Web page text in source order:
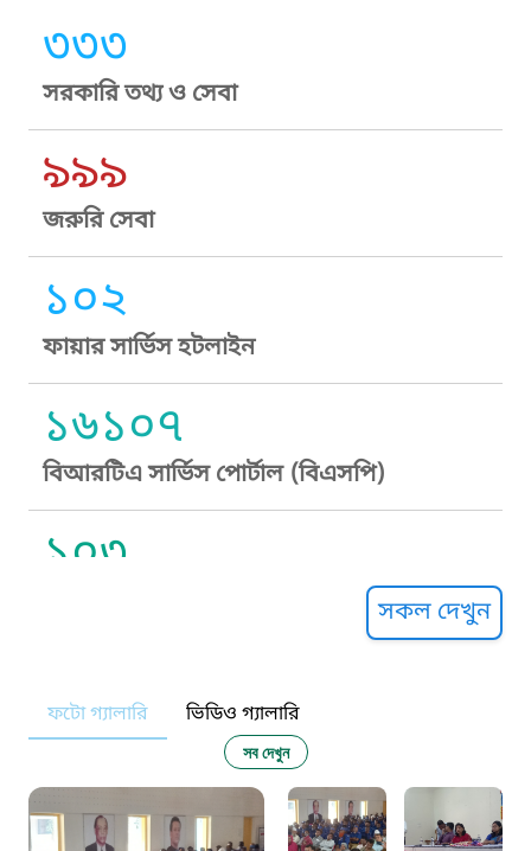
৩৩৩
সরকারি তথ্য ও সেবা
৯৯৯
জরুরি সেবা
১০২
ফায়ার সার্ভিস হটলাইন
১৬১০৭
বিআরটিএ সার্ভিস পোর্টাল (বিএসপি)
১০৩
নারী ও শিশু নির্যাতন প্রতিরোধ
১০৬
সকল দেখুন
ফটো গ্যালারি ভিডিও গ্যালারি
সব দেখুন